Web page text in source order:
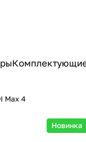
Max 4
Новинка